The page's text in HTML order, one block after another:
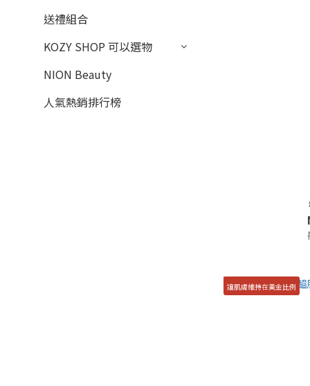
送禮組合
KOZY SHOP 可以選物
NION Beauty
人氣熱銷排行榜
讓肌膚維持在黃金比例